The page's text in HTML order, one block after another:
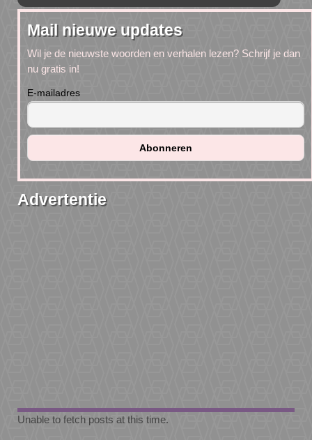
Mail nieuwe updates
Wil je de nieuwste woorden en verhalen lezen? Schrijf je dan
nu gratis in!
E-mailadres
Advertentie
Unable to fetch posts at this time.